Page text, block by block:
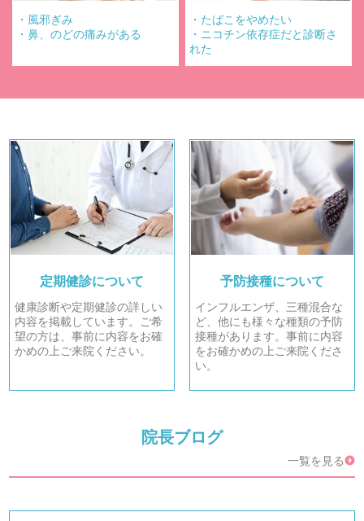
・風邪ぎみ
・鼻、のどの痛みがある
・たばこをやめたい
・ニコチン依存症だと診断さ
れた
定期健診について
健康診断や定期健診の詳しい
内容を掲載しています。ご希
望の方は、事前に内容をお確
かめの上ご来院ください。
予防接種について
インフルエンザ、三種混合な
ど、他にも様々な種類の予防
接種があります。事前に内容
をお確かめの上ご来院くださ
い。
院長ブログ
一覧を見る